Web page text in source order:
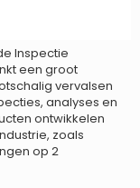
Inspectie
een groot
vervalsen
analyses en
ontwikkelen
zoals
op 2